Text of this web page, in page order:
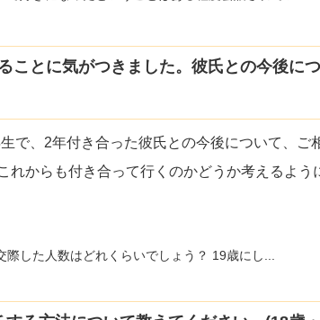
ことに気がつきました。彼氏との今後に
で、2年付き合った彼氏との今後について、ご
れからも付き合って行くのかどうか考えるよう
際した人数はどれくらいでしょう？ 19歳にし...